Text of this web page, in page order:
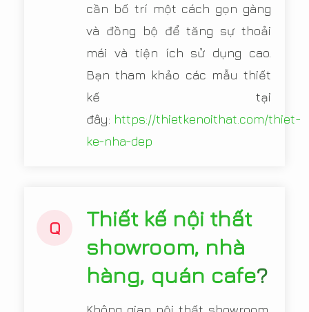
cần bố trí một cách gọn gàng
và đồng bộ để tăng sự thoải
mái và tiện ích sử dụng cao.
Bạn tham khảo các mẫu thiết
kế tại
đây: https://thietkenoithat.com/thiet-
ke-nha-dep
Q
Thiết kế nội thất
showroom, nhà
hàng, quán cafe?